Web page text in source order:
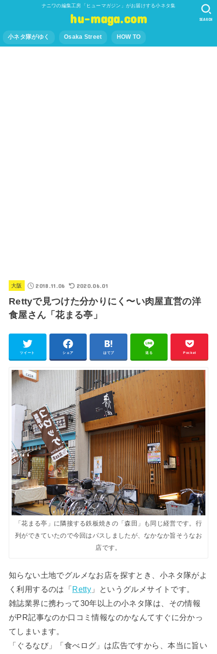
ナニワの編集工房「ヒューマガジン」がお届けする小ネタ集
hu-maga.com
小ネタ隊がゆく Osaka Street HOW TO
SEARCH
大阪 2018.11.06 2020.06.01
Rettyで見つけた分かりにく〜い肉屋直営の洋
食屋さん「花まる亭」
ツイート シェア はてブ 送る Pocket
「花まる亭」に隣接する鉄板焼きの「森田」も同じ経営です。行
列ができていたので今回はパスしましたが、なかなか旨そうなお
店です。
知らない土地でグルメなお店を探すとき、小ネタ隊がよ
く利用するのは「Retty 」というグルメサイトです。
雑誌業界に携わって30年以上の小ネタ隊は、その情報
がPR記事なのか口コミ情報なのかなんてすぐに分かっ
てしまいます。
「ぐるなび」「食べログ」は広告ですから、本当に旨い